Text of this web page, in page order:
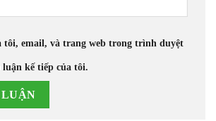
tôi, email, và trang web trong trình duyệt
kế tiếp của tôi.